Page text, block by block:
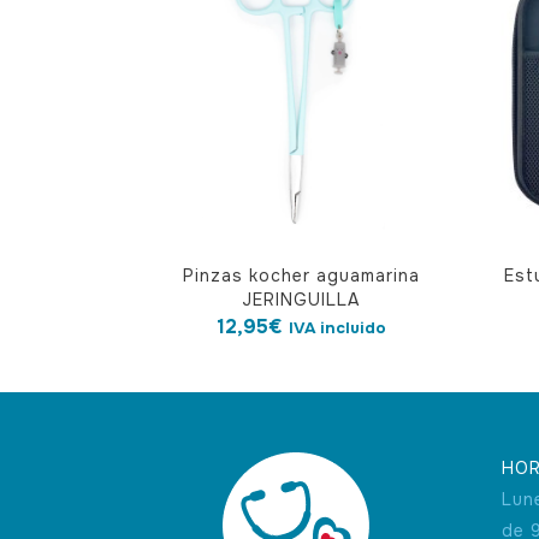
Pinzas kocher aguamarina
JERINGUILLA
12,95€ IVA incluido
se
de